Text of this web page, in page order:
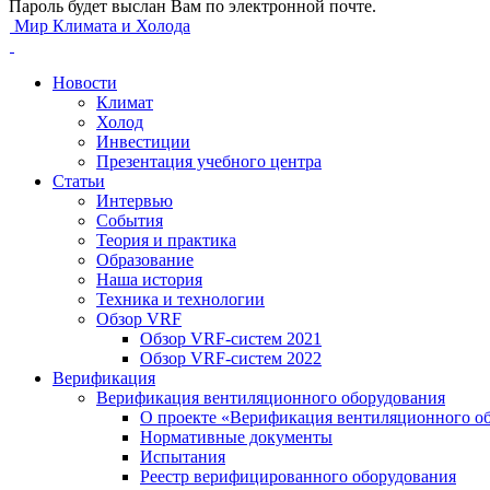
Пароль будет выслан Вам по электронной почте.
Мир Климата и Холода
Новости
Климат
Холод
Инвестиции
Презентация учебного центра
Статьи
Интервью
События
Теория и практика
Образование
Наша история
Техника и технологии
Обзор VRF
Обзор VRF-систем 2021
Обзор VRF-систем 2022
Верификация
Верификация вентиляционного оборудования
О проекте «Верификация вентиляционного
Нормативные документы
Испытания
Реестр верифицированного оборудования